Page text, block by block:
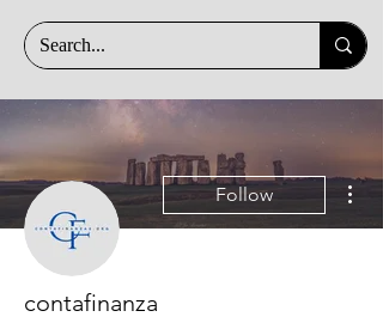
Follow
contafinanza